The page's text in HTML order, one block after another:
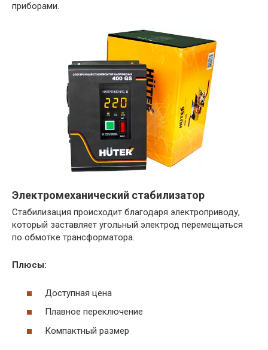
приборами.
Электромеханический стабилизатор
Стабилизация происходит благодаря электроприводу,
который заставляет угольный электрод перемещаться
по обмотке трансформатора.
Плюсы:
Доступная цена
Плавное переключение
Компактный размер